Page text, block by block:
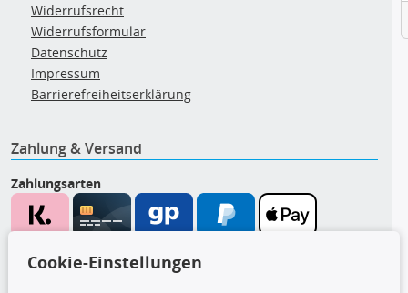
Widerrufsrecht
Widerrufsformular
Datenschutz
Impressum
Barrierefreiheitserklärung
Zahlung & Versand
Zahlungsarten
Cookie-Einstellungen